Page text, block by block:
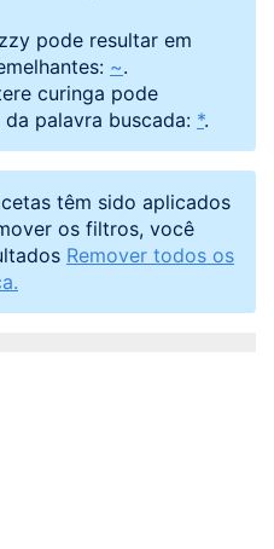
pode resultar em
~.
curinga pode
palavra buscada: *.
têm sido aplicados
os filtros, você
Remover todos os